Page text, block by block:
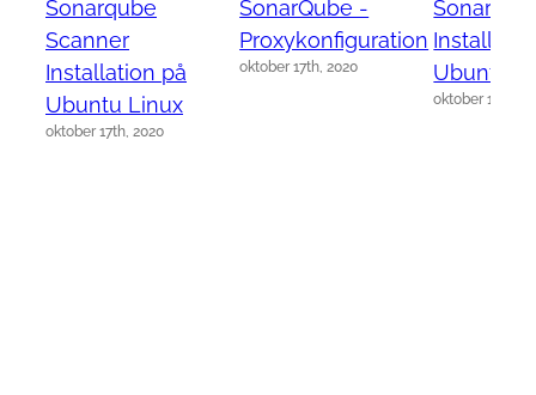
Sonarqube
Scanner
Installation på
Ubuntu Linux
oktober 17th, 2020
SonarQube -
Proxykonfiguration
oktober 17th, 2020
Ubuntu
oktober 17th,